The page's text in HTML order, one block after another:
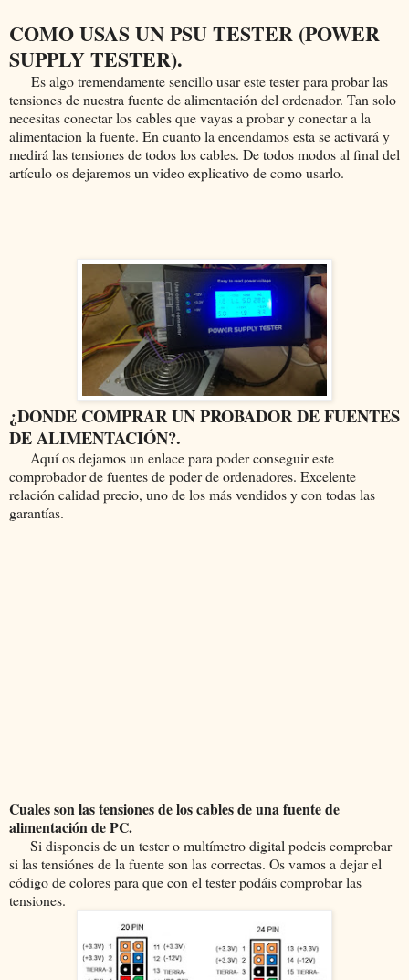
COMO USAS UN PSU TESTER (POWER
SUPPLY TESTER).
Es algo tremendamente sencillo usar este tester para probar las
tensiones de nuestra fuente de alimentación del ordenador. Tan solo
necesitas conectar los cables que vayas a probar y conectar a la
alimentacion la fuente. En cuanto la encendamos esta se activará y
medirá las tensiones de todos los cables. De todos modos al final del
artículo os dejaremos un video explicativo de como usarlo.
¿DONDE COMPRAR UN PROBADOR DE FUENTES
DE ALIMENTACIÓN?.
Aquí os dejamos un enlace para poder conseguir este
comprobador de fuentes de poder de ordenadores. Excelente
relación calidad precio, uno de los más vendidos y con todas las
garantías.
Cuales son las tensiones de los cables de una fuente de
alimentación de PC.
Si disponeis de un tester o multímetro digital podeis comprobar
si las tensiónes de la fuente son las correctas. Os vamos a dejar el
código de colores para que con el tester podáis comprobar las
tensiones.